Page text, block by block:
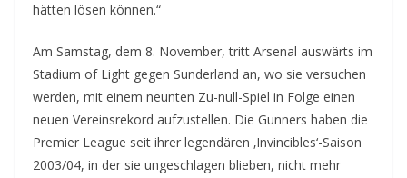
hätten lösen können.“
Am Samstag, dem 8. November, tritt Arsenal auswärts im
Stadium of Light gegen Sunderland an, wo sie versuchen
werden, mit einem neunten Zu-null-Spiel in Folge einen
neuen Vereinsrekord aufzustellen. Die Gunners haben die
Premier League seit ihrer legendären ‚Invincibles‘-Saison
2003/04, in der sie ungeschlagen blieben, nicht mehr